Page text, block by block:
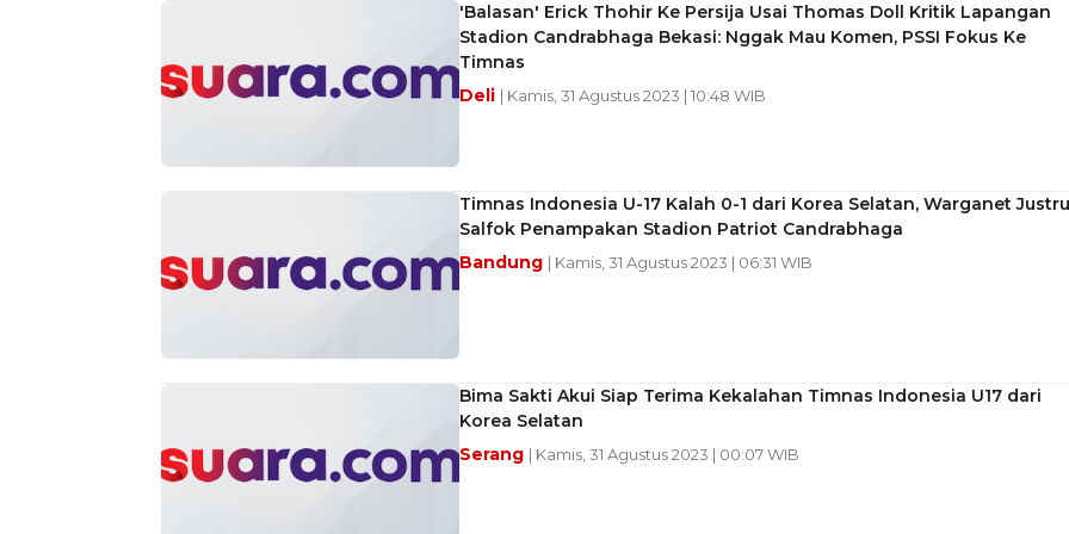
'Balasan' Erick Thohir Ke Persija Usai Thomas Doll Kritik Lapangan
Stadion Candrabhaga Bekasi: Nggak Mau Komen, PSSI Fokus Ke
Timnas
Deli | Kamis, 31 Agustus 2023 | 10:48 WIB
Timnas Indonesia U-17 Kalah 0-1 dari Korea Selatan, Warganet Justru
Salfok Penampakan Stadion Patriot Candrabhaga
Bandung | Kamis, 31 Agustus 2023 | 06:31 WIB
Bima Sakti Akui Siap Terima Kekalahan Timnas Indonesia U17 dari
Korea Selatan
Serang | Kamis, 31 Agustus 2023 | 00:07 WIB